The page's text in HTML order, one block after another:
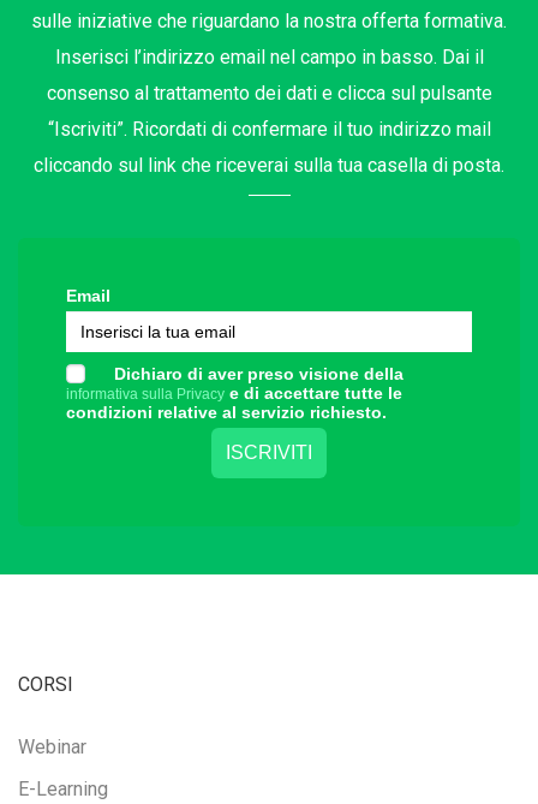
sulle iniziative che riguardano la nostra offerta formativa.
Inserisci l’indirizzo email nel campo in basso. Dai il
consenso al trattamento dei dati e clicca sul pulsante
“Iscriviti”. Ricordati di confermare il tuo indirizzo mail
cliccando sul link che riceverai sulla tua casella di posta.
Email
Dichiaro di aver preso visione della
informativa sulla Privacy e di accettare tutte le
condizioni relative al servizio richiesto.
CORSI
Webinar
E-Learning